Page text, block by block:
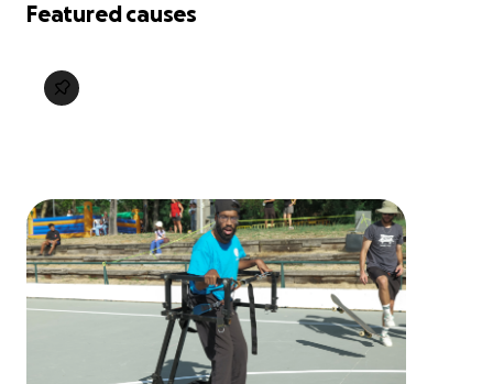
Featured causes